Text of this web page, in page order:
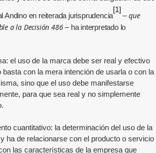
Andino en reiterada jurisprudencia
[1]
–que
a la Decisión 486– ha interpretado lo
el uso de la marca debe ser real y efectivo
basta con la mera intención de usarla o con la
sino que el uso debe manifestarse
para que sea real y no simplemente
cuantitativo: la determinación del uso de la
ha de relacionarse con el producto o servicio
las características de la empresa que